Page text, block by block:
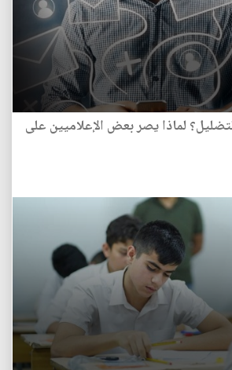
لماذا يصر بعض الإعلاميين على